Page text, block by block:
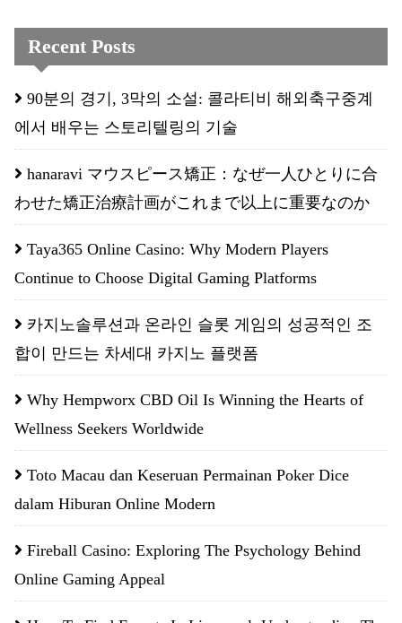
Recent Posts
90분의 경기, 3막의 소설: 콜라티비 해외축구중계
에서 배우는 스토리텔링의 기술
hanaravi マウスピース矯正：なぜ一人ひとりに合
わせた矯正治療計画がこれまで以上に重要なのか
Taya365 Online Casino: Why Modern Players
Continue to Choose Digital Gaming Platforms
카지노솔루션과 온라인 슬롯 게임의 성공적인 조
합이 만드는 차세대 카지노 플랫폼
Why Hempworx CBD Oil Is Winning the Hearts of
Wellness Seekers Worldwide
Toto Macau dan Keseruan Permainan Poker Dice
dalam Hiburan Online Modern
Fireball Casino: Exploring The Psychology Behind
Online Gaming Appeal